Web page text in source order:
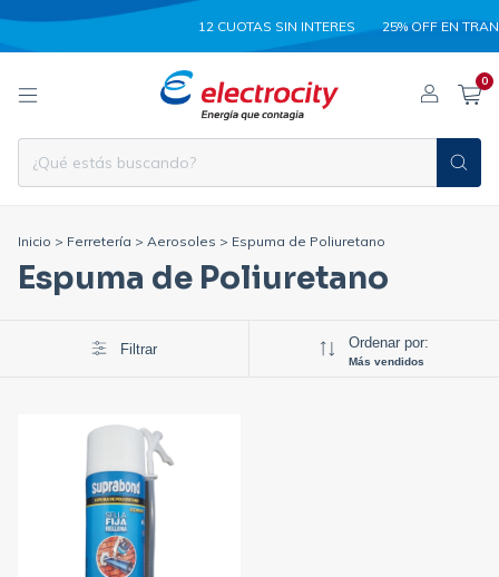
12 CUOTAS SIN INTERES 25% OFF EN
0
Inicio > Ferretería > Aerosoles > Espuma de Poliuretano
Espuma de Poliuretano
Filtrar Ordenar por:
Más vendidos